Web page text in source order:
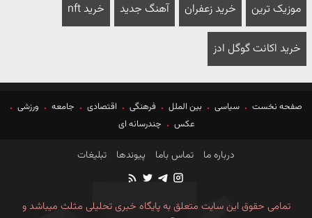
موزیک ترین خرید زعفران آهنگ جدید خرید nft
خرید اکانت گوگل ادز
صفحه نخست سیاسی بین الملل فرهنگی اقتصادی جامعه
ورزشی
عکس
چندرسانه ای
درباره ما تماس باما پیوندها تبلیغات
تمامی حقوق این سایت متعلق به پایگاه خبری تحلیلی مثلث میباشد و